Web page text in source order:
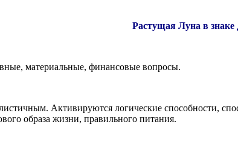
Растущая Луна в
материальные, финансовые вопросы.
Активируются логические способности,
образа жизни, правильного питания.